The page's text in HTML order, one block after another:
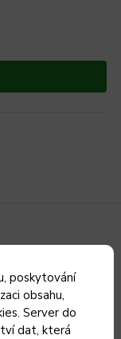
poskytování
obsahu,
Server do
dat, která